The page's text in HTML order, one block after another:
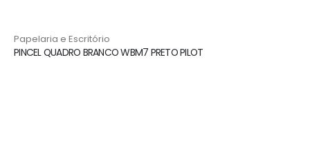
Papelaria e Escritório
PINCEL QUADRO BRANCO WBM7 PRETO PILOT